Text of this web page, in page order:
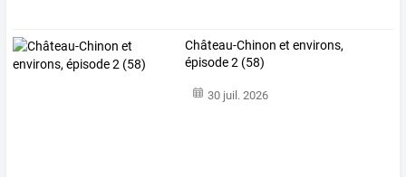
Château-Chinon et environs,
épisode 2 (58)
30 juil. 2026